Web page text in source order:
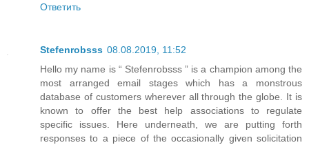
Ответить
Stefenrobsss 08.08.2019, 11:52
Hello my name is “ Stefenrobsss ” is a champion among the
most arranged email stages which has a monstrous
database of customers wherever all through the globe. It is
known to offer the best help associations to regulate
specific issues. Here underneath, we are putting forth
responses to a piece of the occasionally given solicitation